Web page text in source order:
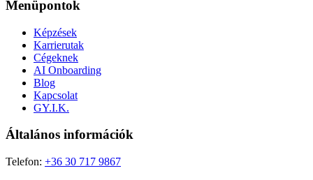
Menüpontok
Képzések
Karrierutak
Cégeknek
AI Onboarding
Blog
Kapcsolat
GY.I.K.
Általános információk
Telefon: +36 30 717 9867